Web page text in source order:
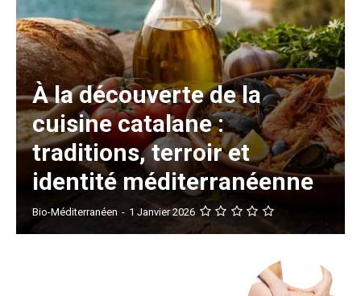
À la découverte de la
cuisine catalane :
traditions, terroir et
identité méditerranéenne
Bio-Méditerranéen - 1 Janvier 2026